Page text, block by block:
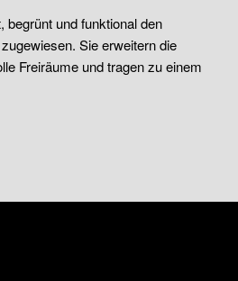
begrünt und funktional den
Sie erweitern die
Freiräume und tragen zu einem